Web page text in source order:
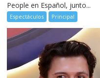
People en Español, junto...
Espectáculos Principal